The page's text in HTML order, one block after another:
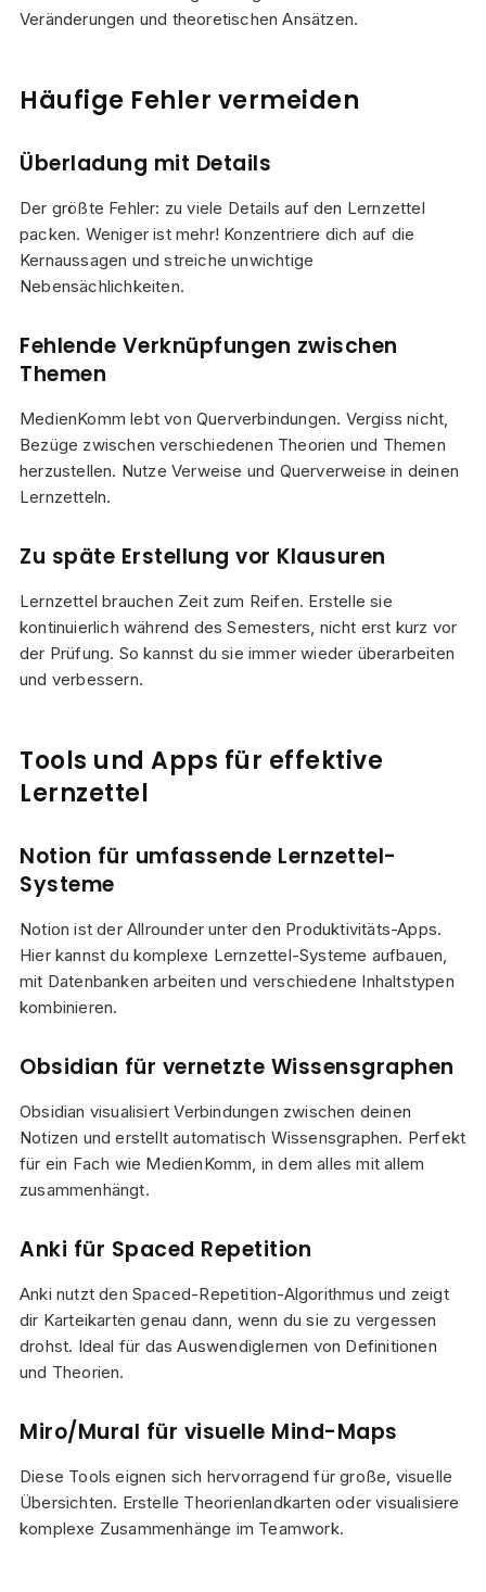
Veränderungen und theoretischen Ansätzen.
Häufige Fehler vermeiden
Überladung mit Details
Der größte Fehler: zu viele Details auf den Lernzettel
packen. Weniger ist mehr! Konzentriere dich auf die
Kernaussagen und streiche unwichtige
Nebensächlichkeiten.
Fehlende Verknüpfungen zwischen
Themen
MedienKomm lebt von Querverbindungen. Vergiss nicht,
Bezüge zwischen verschiedenen Theorien und Themen
herzustellen. Nutze Verweise und Querverweise in deinen
Lernzetteln.
Zu späte Erstellung vor Klausuren
Lernzettel brauchen Zeit zum Reifen. Erstelle sie
kontinuierlich während des Semesters, nicht erst kurz vor
der Prüfung. So kannst du sie immer wieder überarbeiten
und verbessern.
Tools und Apps für effektive
Lernzettel
Notion für umfassende Lernzettel-
Systeme
Notion ist der Allrounder unter den Produktivitäts-Apps.
Hier kannst du komplexe Lernzettel-Systeme aufbauen,
mit Datenbanken arbeiten und verschiedene Inhaltstypen
kombinieren.
Obsidian für vernetzte Wissensgraphen
Obsidian visualisiert Verbindungen zwischen deinen
Notizen und erstellt automatisch Wissensgraphen. Perfekt
für ein Fach wie MedienKomm, in dem alles mit allem
zusammenhängt.
Anki für Spaced Repetition
Anki nutzt den Spaced-Repetition-Algorithmus und zeigt
dir Karteikarten genau dann, wenn du sie zu vergessen
drohst. Ideal für das Auswendiglernen von Definitionen
und Theorien.
Miro/Mural für visuelle Mind-Maps
Diese Tools eignen sich hervorragend für große, visuelle
Übersichten. Erstelle Theorienlandkarten oder visualisiere
komplexe Zusammenhänge im Teamwork.